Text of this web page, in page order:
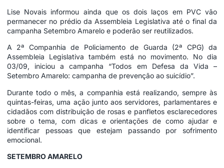
Lise Novais informou ainda que os dois laços em PVC vão
permanecer no prédio da Assembleia Legislativa até o final da
campanha Setembro Amarelo e poderão ser reutilizados.
A 2ª Companhia de Policiamento de Guarda (2ª CPG) da
Assembleia Legislativa também está no movimento. No dia
03/09, iniciou a campanha “Todos em Defesa da Vida –
Setembro Amarelo: campanha de prevenção ao suicídio”.
Durante todo o mês, a companhia está realizando, sempre às
quintas-feiras, uma ação junto aos servidores, parlamentares e
cidadãos com distribuição de rosas e panfletos esclarecedores
sobre o tema, com dicas e orientações de como ajudar e
identificar pessoas que estejam passando por sofrimento
emocional.
SETEMBRO AMARELO